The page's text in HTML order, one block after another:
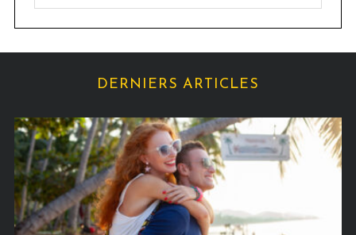
a
t
é
r
i
e
s
DERNIERS ARTICLES